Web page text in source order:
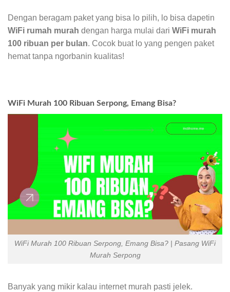
Dengan beragam paket yang bisa lo pilih, lo bisa dapetin
WiFi rumah murah dengan harga mulai dari WiFi murah
100 ribuan per bulan. Cocok buat lo yang pengen paket
hemat tanpa ngorbanin kualitas!
WiFi Murah 100 Ribuan Serpong, Emang Bisa?
WiFi Murah 100 Ribuan Serpong, Emang Bisa? | Pasang WiFi
Murah Serpong
Banyak yang mikir kalau internet murah pasti jelek.